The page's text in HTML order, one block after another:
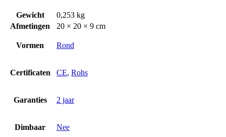
Gewicht
0,253 kg
Afmetingen
20 × 20 × 9 cm
Vormen Rond
Certificaten CE, Rohs
Garanties 2 jaar
Dimbaar Nee